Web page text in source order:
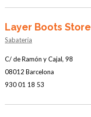
Layer Boots Store
Sabateria
C/ de Ramón y Cajal, 98
08012 Barcelona
930 01 18 53